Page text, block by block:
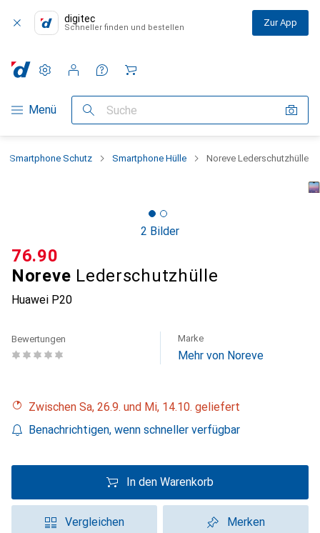
digitec
Schneller finden und bestellen Zur App
Navigation nach Kategorien
Menü Suche
Einstellungen
Kundenkonto
Vergleichslisten
Merklisten
Warenkorb
Smartphone Schutz Smartphone Hülle Noreve Lederschutzhülle
2 Bilder
Noreve Lederschutzhülle
Huawei P20
CHF
76.90
Bewertungen Marke
Mehr von Noreve
Zwischen Sa, 26.9. und Mi, 14.10. geliefert
Benachrichtigen, wenn schneller verfügbar
In den Warenkorb
Vergleichen Merken